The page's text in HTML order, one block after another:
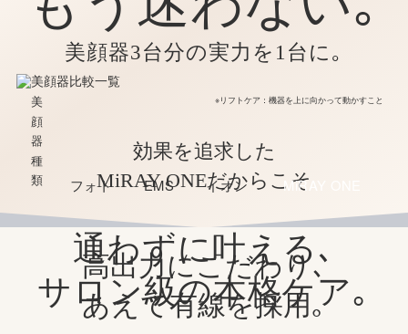
美顔器3台分の実力を1台に｡
美
顔
器
種
類
フォト EMS イオン MiRAY ONE
LED・
IPL
EMS・
RF
導入・
導出
DPL・NIR・
ディープEMS・
導入・導出
※リフトケア：機器を上に向かって動かすこと
効果を追求した
MiRAY ONEだからこそ
通わずに叶える､
サロン級の本格ケア｡
高出力にこだわり､
あえて有線を採用｡